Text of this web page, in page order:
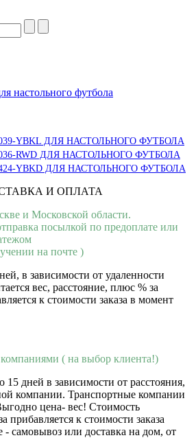
настольного футбола
YBKL ДЛЯ НАСТОЛЬНОГО ФУТБОЛА
RWD ДЛЯ НАСТОЛЬНОГО ФУТБОЛА
YBKD ДЛЯ НАСТОЛЬНОГО ФУТБОЛА
И ОПЛАТА
и Московской области.
посылкой по предоплате или
на почте )
в зависимости от удаленности
вес, расстояние, плюс % за
к стоимости заказа в момент
( на выбор клиента!)
15 дней в зависимости от расстояния,
компании. Транспортные компании
цена- вес! Стоимость
прибавляется к стоимости заказа
- самовывоз или доставка на дом, от